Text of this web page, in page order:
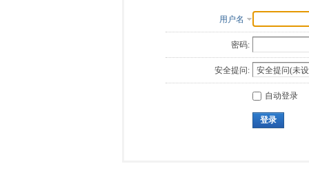
用户名
密码:
安全提问:
自动登录
登录